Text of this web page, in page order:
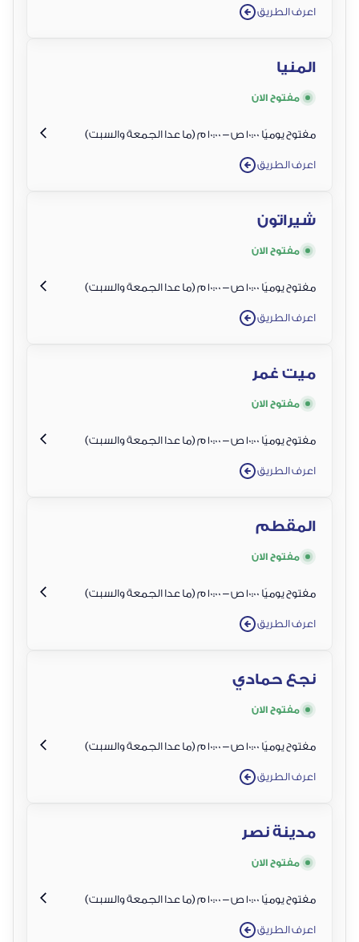
اعرف الطريق
المنيا
مفتوح الان
مفتوح يوميًا 10:00 ص – 10:00 م (ما عدا الجمعة والسبت)
اعرف الطريق
شيراتون
مفتوح الان
مفتوح يوميًا 10:00 ص – 10:00 م (ما عدا الجمعة والسبت)
اعرف الطريق
ميت غمر
مفتوح الان
مفتوح يوميًا 10:00 ص – 10:00 م (ما عدا الجمعة والسبت)
اعرف الطريق
المقطم
مفتوح الان
مفتوح يوميًا 10:00 ص – 10:00 م (ما عدا الجمعة والسبت)
اعرف الطريق
نجع حمادي
مفتوح الان
مفتوح يوميًا 10:00 ص – 10:00 م (ما عدا الجمعة والسبت)
اعرف الطريق
مدينة نصر
مفتوح الان
مفتوح يوميًا 10:00 ص – 10:00 م (ما عدا الجمعة والسبت)
اعرف الطريق